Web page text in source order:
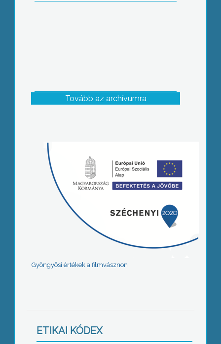
Tovább az archívumra
Gyöngyösi értékek a filmvásznon
ETIKAI KÓDEX